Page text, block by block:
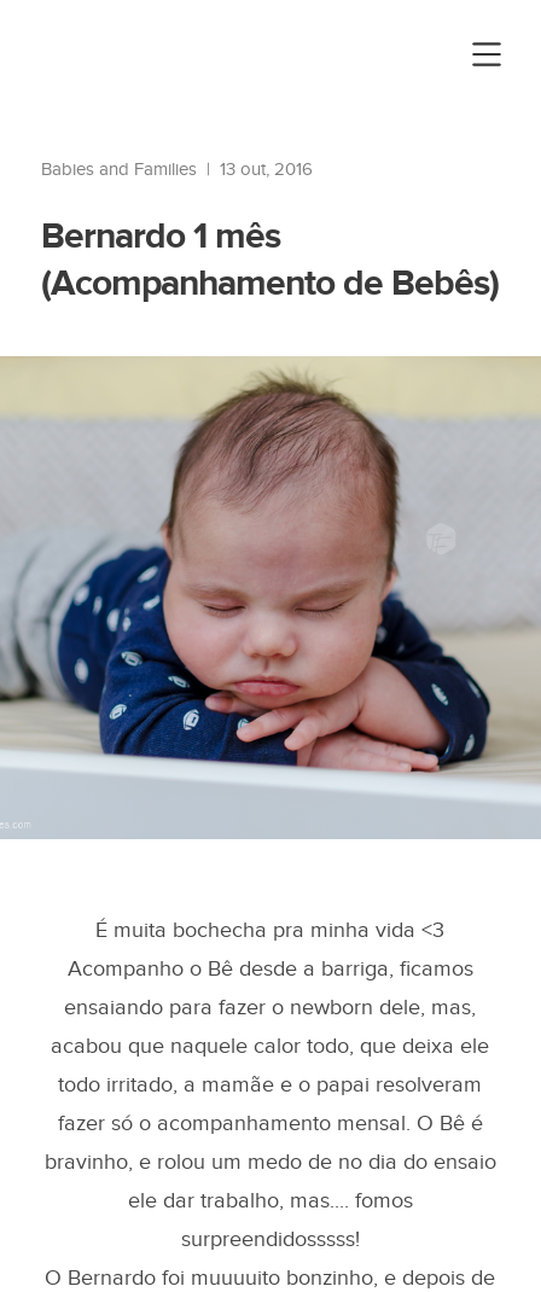
Babies and Families | 13 out, 2016
Bernardo 1 mês
(Acompanhamento de Bebês)
É muita bochecha pra minha vida <3
Acompanho o Bê desde a barriga, ficamos
ensaiando para fazer o newborn dele, mas,
acabou que naquele calor todo, que deixa ele
todo irritado, a mamãe e o papai resolveram
fazer só o acompanhamento mensal. O Bê é
bravinho, e rolou um medo de no dia do ensaio
ele dar trabalho, mas.... fomos
surpreendidosssss!
O Bernardo foi muuuuito bonzinho, e depois de